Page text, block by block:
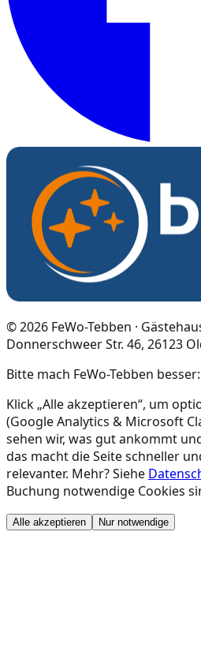
©2026 FeWo-Tebben ·
Donnerschweer Str. 46, 26123
Bitte mach FeWo-Tebben
Klick „Alle akzeptieren“, um
(Google Analytics & Microsoft
sehen wir, was gut ankommt
das macht die Seite schneller
relevanter. Mehr? Siehe
Buchung notwendige Cookies
Alle akzeptieren Nur notwendige